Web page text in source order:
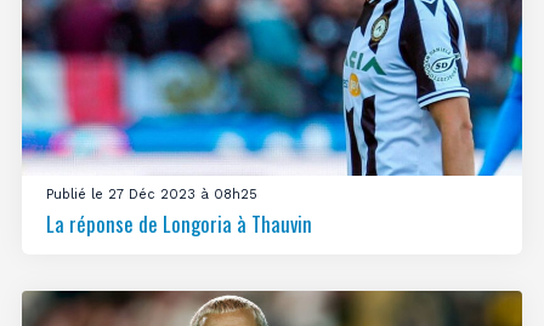
Publié le 27 Déc 2023 à 08h25
La réponse de Longoria à Thauvin